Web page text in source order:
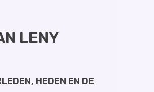
LENY
HEDEN EN DE